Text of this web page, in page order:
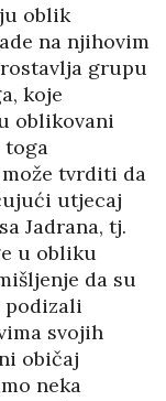
oblik
na njihovim
grupu
koje
oblikovani
toga
tvrditi da
utjecaj
Jadrana, tj.
u obliku
da su
podizali
svojih
običaj
neka